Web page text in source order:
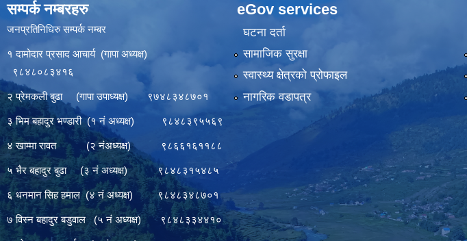
सम्पर्क नम्बरहरु
जनप्रतिनिधिरु सम्पर्क नम्बर
१ दामोदार प्रसाद आचार्य (गापा अध्यक्ष)
९८४८०८३४१६
२ प्रेमकली बुढा (गापा उपाध्यक्ष) ९७४८३४८७०१
३ भिम बहादुर भण्डारी (१ नं अध्यक्ष) ९८४८३९५५६९
४ खाम्मा रावत (२ नंअध्यक्ष) ९८६६१६११८८
५ भैर बहादुर बुढा (३ नं अध्यक्ष) ९८४८३१५४८५
६ धनमान सिह हमाल (४ नं अध्यक्ष) ९८४८३४८७०१
७ विस्न बहादुर बडुवाल (५ नं अध्यक्ष) ९८४८३३४४१०
eGov services
घटना दर्ता
सामाजिक सुरक्षा
स्वास्थ्य क्षेत्रको प्रोफाइल
नागरिक वडापत्र